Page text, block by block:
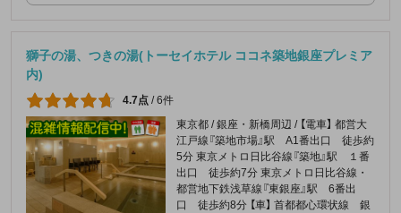
獅子の湯、つきの湯(トーセイホテル ココネ築地銀座プレミア
内)
4.7点 /6件
東京都 / 銀座・新橋周辺 / 【電車】 都営大
江戸線『築地市場』駅 A1番出口 徒歩約
5分 東京メトロ日比谷線『築地』駅 １番
出口 徒歩約7分 東京メトロ日比谷線・
都営地下鉄浅草線『東銀座』駅 6番出
口 徒歩約8分 【車】 首都都心環状線 銀